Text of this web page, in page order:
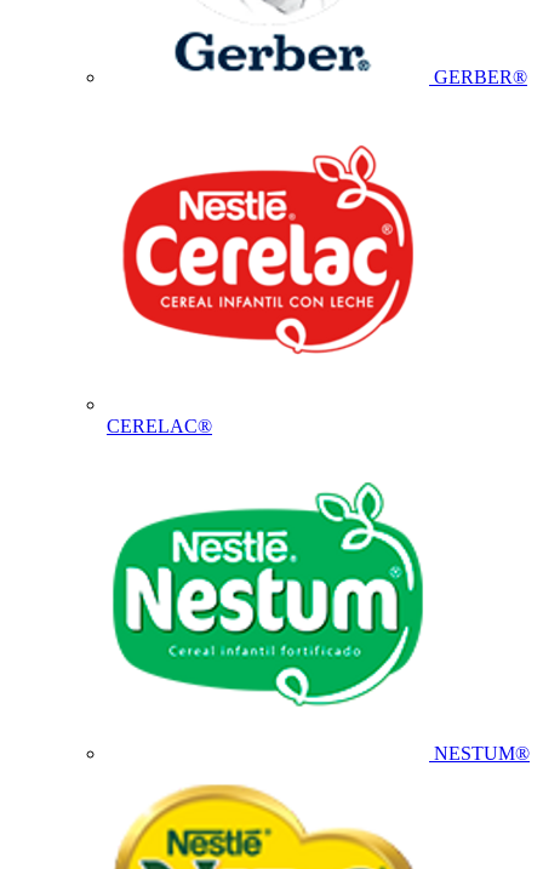
GERBER®
CERELAC®
NESTUM®